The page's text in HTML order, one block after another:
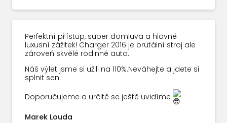
Perfektní přístup, super domluva a hlavně
luxusní zážitek! Charger 2016 je brutální stroj ale
zároveň skvělé rodinné auto.
Náš výlet jsme si užili na 110%.Neváhejte a jdete si
splnit sen.
Doporučujeme a určitě se ještě uvidíme
Marek Louda